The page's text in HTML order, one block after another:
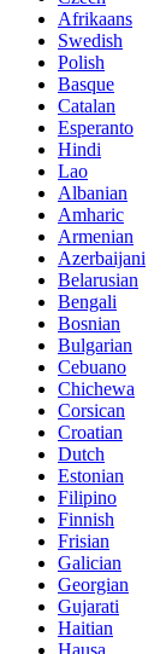
Afrikaans
Swedish
Polish
Basque
Catalan
Esperanto
Hindi
Lao
Albanian
Amharic
Armenian
Azerbaijani
Belarusian
Bengali
Bosnian
Bulgarian
Cebuano
Chichewa
Corsican
Croatian
Dutch
Estonian
Filipino
Finnish
Frisian
Galician
Georgian
Gujarati
Haitian